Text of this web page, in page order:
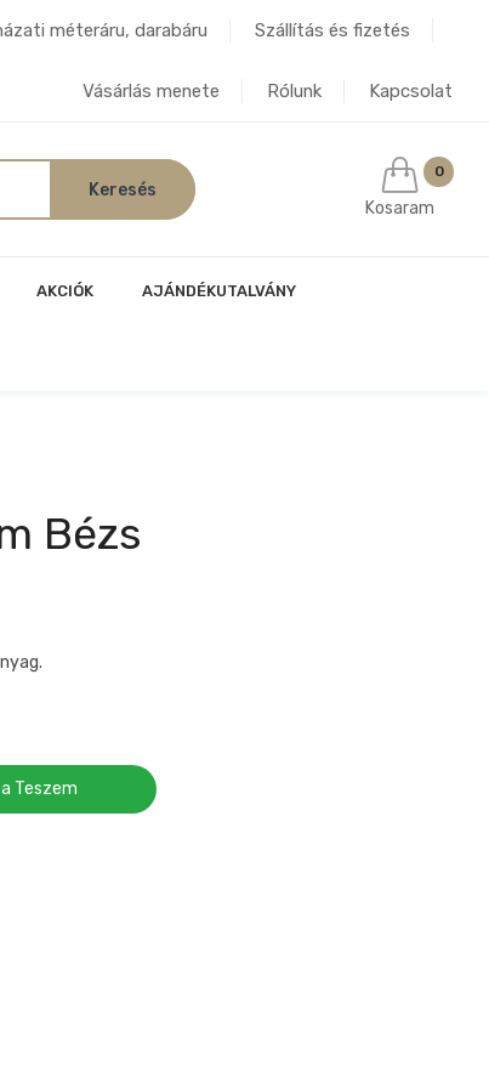
méteráru, darabáru Szállítás és fizetés
Vásárlás menete Rólunk Kapcsolat
0
Kosaram
AKCIÓK AJÁNDÉKUTALVÁNY
Bézs
Teszem